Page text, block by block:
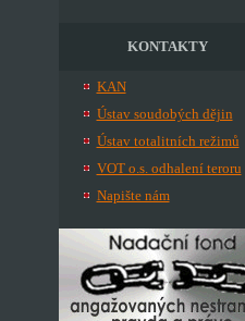
KONTAKTY
KAN
Ústav soudobých dějin
Ústav totalitních režimů
VOT o.s. odhalení teroru
Napište nám